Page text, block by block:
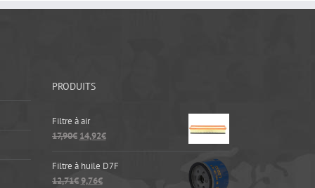
PRODUITS
Filtre à air
17,90€ 14,92€
Filtre à huile D7F
12,71€ 9,76€